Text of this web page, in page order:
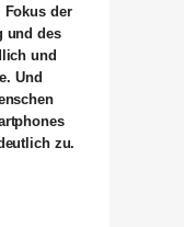
Fokus der
und des
und
Und
zu.